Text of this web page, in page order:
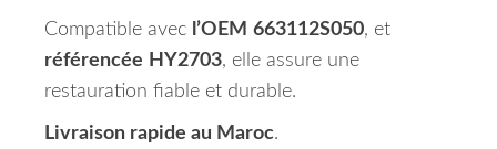
Compatible avec l’OEM 663112S050, et
référencée HY2703, elle assure une
restauration fiable et durable.
Livraison rapide au Maroc.